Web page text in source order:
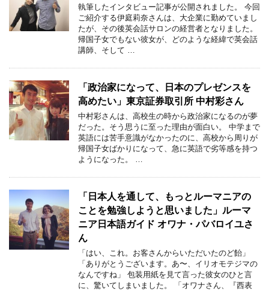
執筆したインタビュー記事が公開されました。 今回
ご紹介する伊庭莉奈さんは、大企業に勤めていまし
たが、その後英会話サロンの経営者となりました。
帰国子女でもない彼女が、どのような経緯で英会話
講師、そして …
「政治家になって、日本のプレゼンスを
高めたい」東京証券取引所 中村彩さん
中村彩さんは、高校生の時から政治家になるのが夢
だった。そう思うに至った理由が面白い。 中学まで
英語には苦手意識がなかったのに、高校から周りが
帰国子女ばかりになって、急に英語で劣等感を持つ
ようになった。 …
「日本人を通して、もっとルーマニアの
ことを勉強しようと思いました」ルーマ
ニア日本語ガイド オワナ・パバロイユさ
ん
「はい、これ。お客さんからいただいたのど飴」
「ありがとうございます。あ〜、イリオモテジマの
なんですね」 包装用紙を見て言った彼女のひと言
に、驚いてしまいました。 「オワナさん、『西表